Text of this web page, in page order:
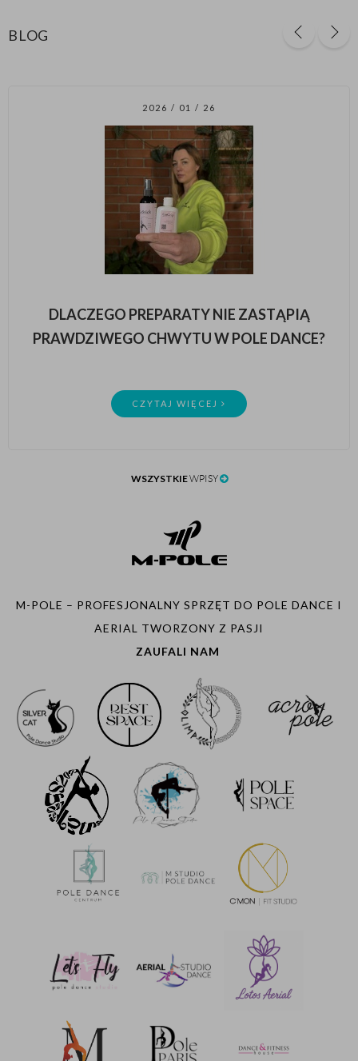
BLOG
2026 / 01 / 26
DLACZEGO PREPARATY NIE ZASTĄPIĄ
PRAWDZIWEGO CHWYTU W POLE DANCE?
CZYTAJ WIĘCEJ
WSZYSTKIEWPISY
M-POLE – PROFESJONALNY SPRZĘT DO POLE DANCE I
AERIAL TWORZONY Z PASJI
ZAUFALI NAM